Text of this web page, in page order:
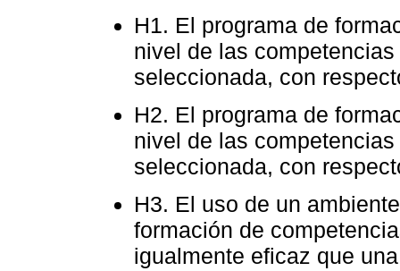
H1. El programa de
nivel de las
seleccionada, con
H2. El programa de
nivel de las
seleccionada, con
H3. El uso de un
formación de
igualmente eficaz que